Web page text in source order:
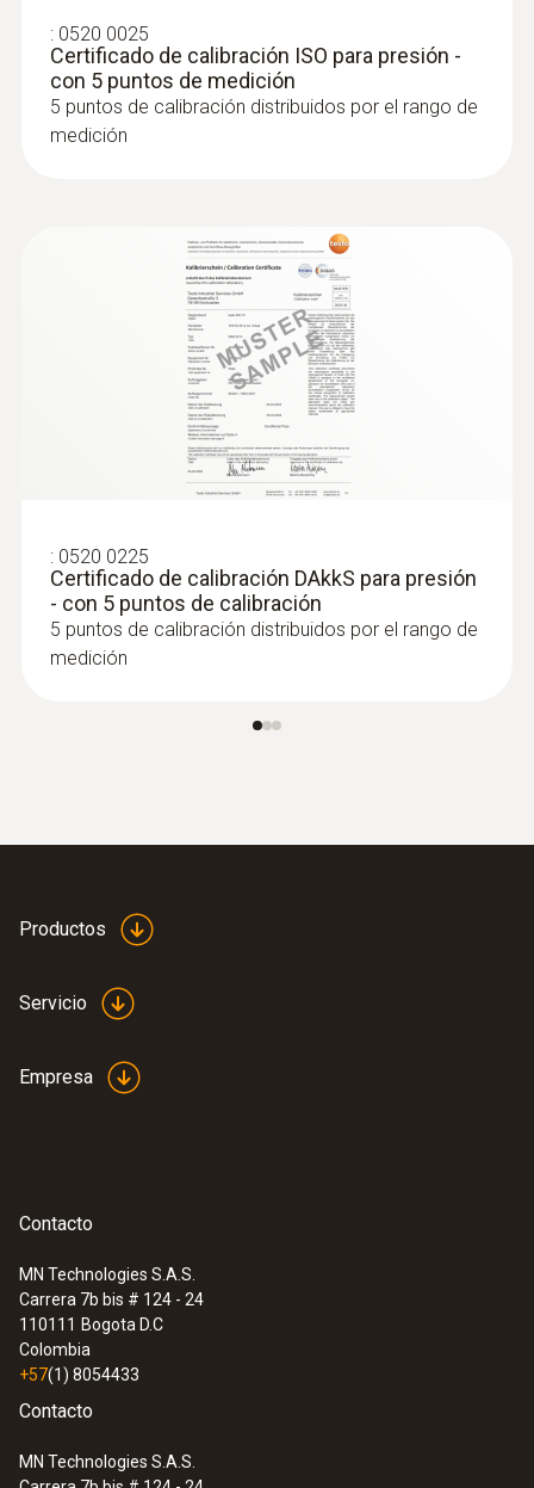
Sonda de CO₂ (digital) - con Bluetooth
incl. sensor de humedad y temperatura
Intuitiva: El menú de medición claramente
estructurado para mediciones a largo plazo
así como para la determinación paralela de
la concentración de CO₂ humedad y
temperatura ambiente en interiores
Sonda de CO₂ (digital) - incl. sensor de
humedad y temperatura, con cable
estructurado para mediciones a largo plazo
la concentración de CO₂ humedad y
temperatura ambiente en interiores
: 0520 0025
Certificado de calibración ISO para presión -
con 5 puntos de medición
5 puntos de calibración distribuidos por el rango de
medición
: 0520 0225
Certificado de calibración DAkkS para presión
- con 5 puntos de calibración
5 puntos de calibración distribuidos por el rango de
medición
Productos
Servicio
Empresa
Contacto
MN Technologies S.A.S.
Carrera 7b bis # 124 - 24
110111 Bogota D.C
Colombia
+57(1) 8054433
Contacto
MN Technologies S.A.S.